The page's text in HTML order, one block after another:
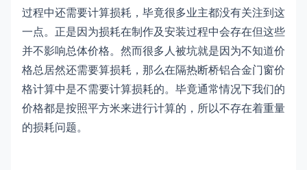
过程中还需要计算损耗，毕竟很多业主都没有关注到这
一点。正是因为损耗在制作及安装过程中会存在但这些
并不影响总体价格。然而很多人被坑就是因为不知道价
格总居然还需要算损耗，那么在隔热断桥铝合金门窗价
格计算中是不需要计算损耗的。毕竟通常情况下我们的
价格都是按照平方米来进行计算的，所以不存在着重量
的损耗问题。